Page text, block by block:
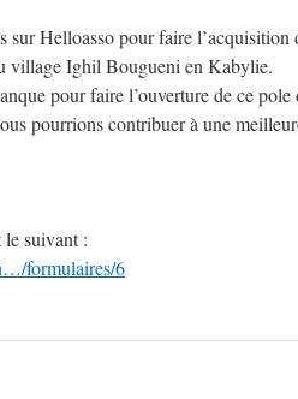
sur Helloasso pour faire
village Ighil Bougueni en Kabylie.
pour faire l’ouverture de ce pole
pourrions contribuer à une
suivant :
formulaires/6